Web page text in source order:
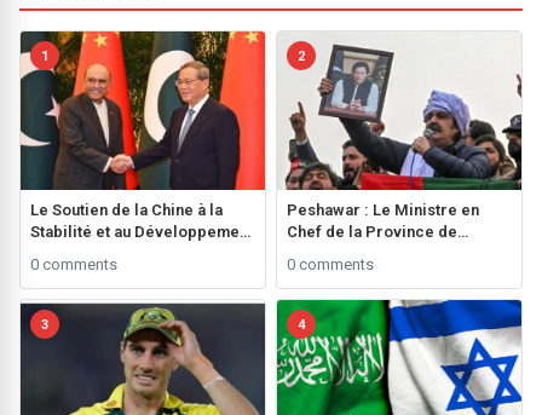
1
Le Soutien de la Chine à la
Stabilité et au Développement
Relations Bilatérales
0 comments
2
Peshawar : Le Ministre en
Chef de la Province de
Gandapur
0 comments
3 4